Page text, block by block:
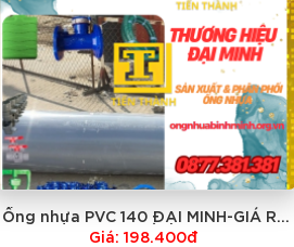
Ống nhựa PVC 140 ĐẠI MINH-GIÁ RẺ
NHẤT
Giá: 198.400đ